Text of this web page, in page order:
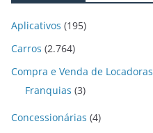
Aplicativos (195)
Carros (2.764)
Compra e Venda de Locadoras
Franquias (3)
Concessionárias (4)